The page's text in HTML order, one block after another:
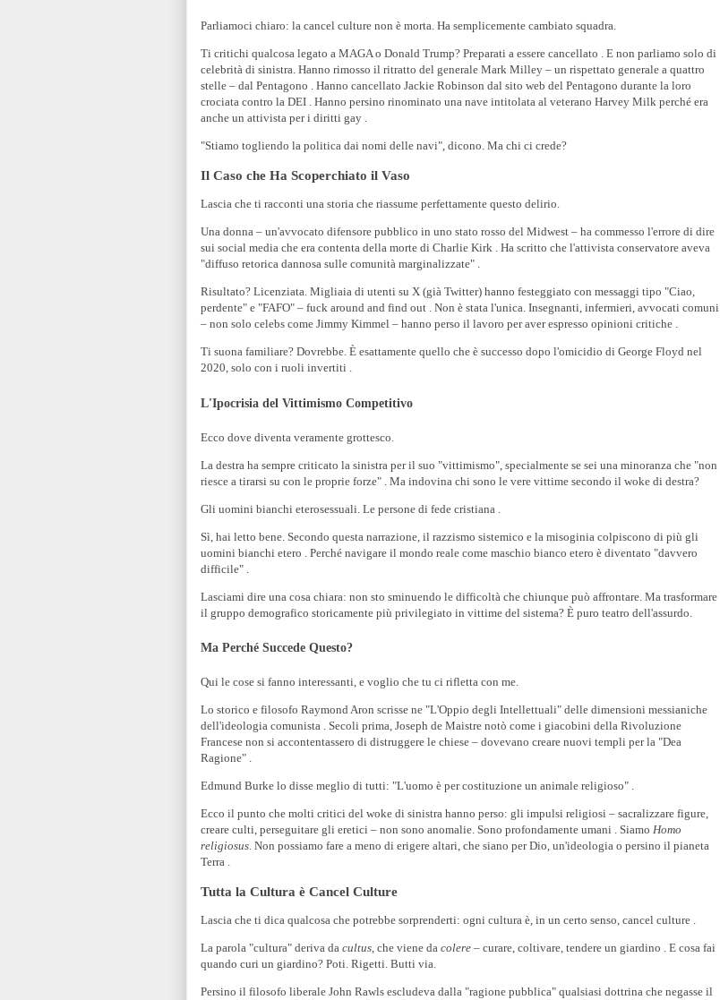
Parliamoci chiaro: la cancel culture non è morta. Ha semplicemente cambiato squadra.
Ti critichi qualcosa legato a MAGA o Donald Trump? Preparati a essere cancellato . E non parliamo solo di
celebrità di sinistra. Hanno rimosso il ritratto del generale Mark Milley – un rispettato generale a quattro
stelle – dal Pentagono . Hanno cancellato Jackie Robinson dal sito web del Pentagono durante la loro
crociata contro la DEI . Hanno persino rinominato una nave intitolata al veterano Harvey Milk perché era
anche un attivista per i diritti gay .
"Stiamo togliendo la politica dai nomi delle navi", dicono. Ma chi ci crede?
Il Caso che Ha Scoperchiato il Vaso
Lascia che ti racconti una storia che riassume perfettamente questo delirio.
Una donna – un'avvocato difensore pubblico in uno stato rosso del Midwest – ha commesso l'errore di dire
sui social media che era contenta della morte di Charlie Kirk . Ha scritto che l'attivista conservatore aveva
"diffuso retorica dannosa sulle comunità marginalizzate" .
Risultato? Licenziata. Migliaia di utenti su X (già Twitter) hanno festeggiato con messaggi tipo "Ciao,
perdente" e "FAFO" – fuck around and find out . Non è stata l'unica. Insegnanti, infermieri, avvocati comuni
– non solo celebs come Jimmy Kimmel – hanno perso il lavoro per aver espresso opinioni critiche .
Ti suona familiare? Dovrebbe. È esattamente quello che è successo dopo l'omicidio di George Floyd nel
2020, solo con i ruoli invertiti .
L'Ipocrisia del Vittimismo Competitivo
Ecco dove diventa veramente grottesco.
La destra ha sempre criticato la sinistra per il suo "vittimismo", specialmente se sei una minoranza che "non
riesce a tirarsi su con le proprie forze" . Ma indovina chi sono le vere vittime secondo il woke di destra?
Gli uomini bianchi eterosessuali. Le persone di fede cristiana .
Sì, hai letto bene. Secondo questa narrazione, il razzismo sistemico e la misoginia colpiscono di più gli
uomini bianchi etero . Perché navigare il mondo reale come maschio bianco etero è diventato "davvero
difficile" .
Lasciami dire una cosa chiara: non sto sminuendo le difficoltà che chiunque può affrontare. Ma trasformare
il gruppo demografico storicamente più privilegiato in vittime del sistema? È puro teatro dell'assurdo.
Ma Perché Succede Questo?
Qui le cose si fanno interessanti, e voglio che tu ci rifletta con me.
Lo storico e filosofo Raymond Aron scrisse ne "L'Oppio degli Intellettuali" delle dimensioni messianiche
dell'ideologia comunista . Secoli prima, Joseph de Maistre notò come i giacobini della Rivoluzione
Francese non si accontentassero di distruggere le chiese – dovevano creare nuovi templi per la "Dea
Ragione" .
Edmund Burke lo disse meglio di tutti: "L'uomo è per costituzione un animale religioso" .
Ecco il punto che molti critici del woke di sinistra hanno perso: gli impulsi religiosi – sacralizzare figure,
creare culti, perseguitare gli eretici – non sono anomalie. Sono profondamente umani . Siamo Homo
religiosus. Non possiamo fare a meno di erigere altari, che siano per Dio, un'ideologia o persino il pianeta
Terra .
Tutta la Cultura è Cancel Culture
Lascia che ti dica qualcosa che potrebbe sorprenderti: ogni cultura è, in un certo senso, cancel culture .
La parola "cultura" deriva da cultus, che viene da colere – curare, coltivare, tendere un giardino . E cosa fai
quando curi un giardino? Poti. Rigetti. Butti via.
Persino il filosofo liberale John Rawls escludeva dalla "ragione pubblica" qualsiasi dottrina che negasse il